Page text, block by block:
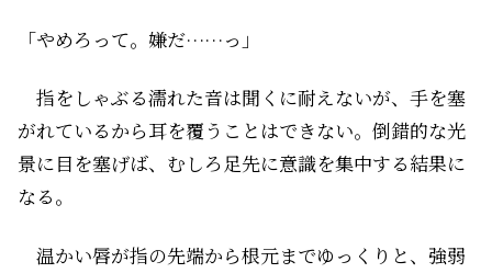
「やめろって。嫌だ……っ」
指をしゃぶる濡れた音は聞くに耐えないが、手を塞
がれているから耳を覆うことはできない。倒錯的な光
景に目を塞げば、むしろ足先に意識を集中する結果に
なる。
温かい唇が指の先端から根元までゆっくりと、強弱